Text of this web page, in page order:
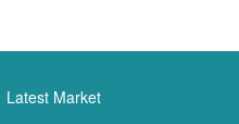
Latest Market